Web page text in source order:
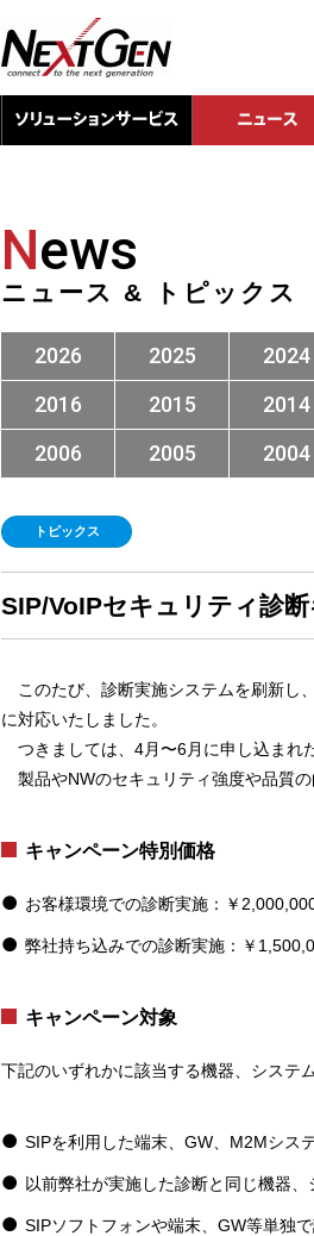
News
ニュース & トピックス
2026 2025 2024
2016
2015 2014
2006
2005 2004
トピックス
SIP/VoIPセキュリティ診
このたび、診断実施システムを刷新し
に対応いたしました。
つきましては、4月〜6月に申し込まれ
製品やNWのセキュリティ強度や品質の
キャンペーン特別価格
お客様環境での診断実施：￥
弊社持ち込みでの診断実施：￥
キャンペーン対象
下記のいずれかに該当する機器、システ
SIPを利用した端末、GW、M2Mシス
以前弊社が実施した診断と同じ機器、
SIPソフトフォンや端末、GW等単独